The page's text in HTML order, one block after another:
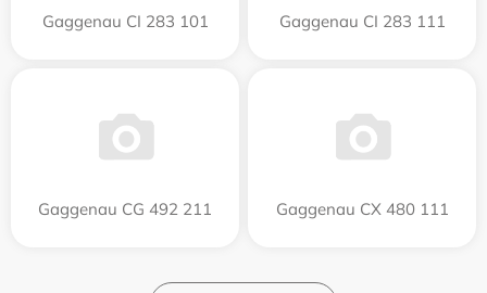
Gaggenau CI 283 101 Gaggenau CI 283 111
Gaggenau CG 492 211 Gaggenau CX 480 111